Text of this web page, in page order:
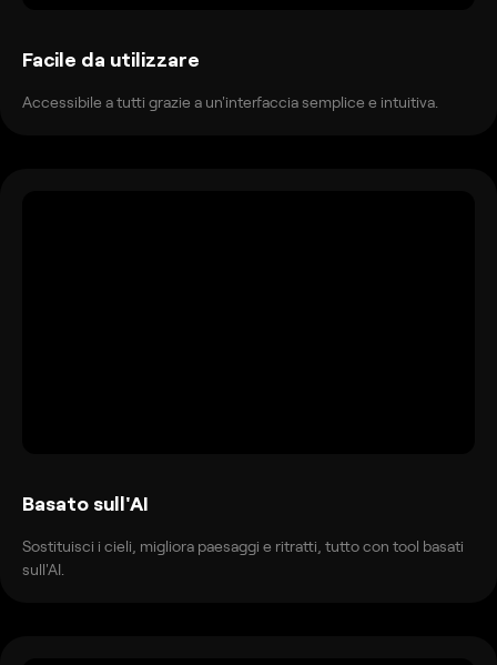
Facile da utilizzare
Accessibile a tutti grazie a un'interfaccia semplice e intuitiva.
Basato sull'AI
Sostituisci i cieli, migliora paesaggi e ritratti, tutto con tool basati
sull'AI.